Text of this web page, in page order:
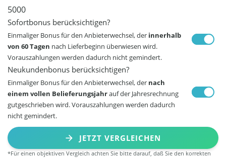
Sofortbonus berücksichtigen?
Einmaliger Bonus für den Anbieterwechsel, der innerhalb
von 60 Tagen nach Lieferbeginn überwiesen wird.
Vorauszahlungen werden dadurch nicht gemindert.
Neukundenbonus berücksichtigen?
Einmaliger Bonus für den Anbieterwechsel, der nach
einem vollen Belieferungsjahrauf der Jahresrechnung
gutgeschrieben wird. Vorauszahlungen werden dadurch
nicht gemindert.
JETZT VERGLEICHEN
*Für einen objektiven Vergleich achten Sie bitte darauf, daß Sie den korrekten